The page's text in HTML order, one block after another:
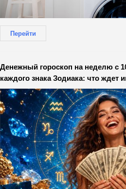
Перейти
Денежный гороскоп на неделю с
каждого знака Зодиака: что ждет